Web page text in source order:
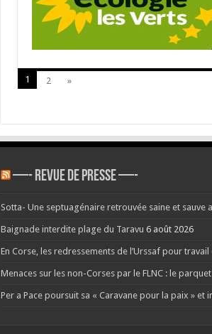
1 2 »
—- REVUE DE PRESSE —-
Sotta- Une septuagénaire retrouvée saine et sauve
Baignade interdite plage du Taravu 6 août 2026
En Corse, les redressements de l’Urssaf pour
Menaces sur les non-Corses par le FLNC : le
Per a Pace poursuit sa « Caravane pour la paix »